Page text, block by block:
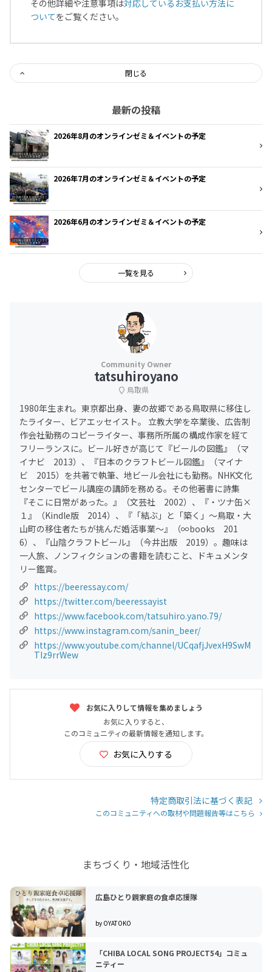
その他詳細や注意事項は対応しているお支払い方法に
ついてをご覧ください。
閉じる
最新の投稿
2026年8月のオンラインゼミ＆イベントの予定
2026年7月のオンラインゼミ＆イベントの予定
2026年6月のオンラインゼミ＆イベントの予定
一覧を見る
tatsuhiroyano
鳥取県
1980年生まれ。東京都出身、妻の故郷である鳥取県に移住し
たライター、ビアエッセイスト。 立教大学を卒業後、広告制
作会社勤務のコピーライター、事務所所属の構成作家を経て
フリーランスに。ビール好きが高じて『ビールの図鑑』（マ
イナビ 2013）、『日本のクラフトビール図鑑』（マイナ
ビ 2015）を共著で執筆、地ビール会社にも勤務。NHK文化
センターでビール講座の講師を務める。その他著書に詩集
『そこに日常があった。』（文芸社 2002）、『・ツナ缶×
１』（Kindle版 2014）、『「結ぶ」と「築く」～鳥取・大
山町の移住者たちが挑んだ婚活事業～』（∞books 201
6）、『山陰クラフトビール』（今井出版 2019）。趣味は
一人旅、ノンフィクションの書籍を読むこと、ドキュメンタ
リー鑑賞。
https://beeressay.com/
https://twitter.com/beeressayist
https://www.facebook.com/tatsuhiro.yano.79/
https://www.instagram.com/sanin_beer/
https://www.youtube.com/channel/UCqafjJvexH9SwM
TIz9rrWew
お気に入りして情報を集めましょう
お気に入りすると、
このコミュニティの最新情報を通知します。
お気に入りする
特定商取引法に基づく表記
このコミュニティへの取材や問題報告等はこちら
まちづくり・地域活性化
広島ひとり親家庭の食卓応援隊
by OYATOKO
「CHIBA LOCAL SONG PROJECT54」コミュ
ニティー